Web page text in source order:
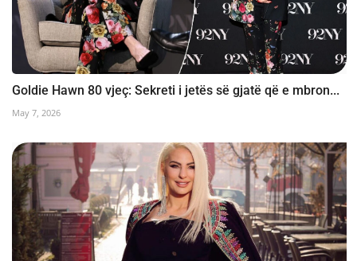
Goldie Hawn 80 vjeç: Sekreti i jetës së gjatë që e mbron...
May 7, 2026